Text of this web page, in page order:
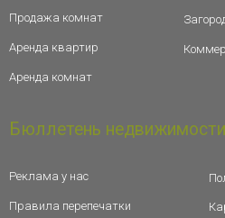
Продажа комнат
Аренда квартир
Аренда комнат
Бюллетень недвижимости
Реклама у нас
Правила перепечатки